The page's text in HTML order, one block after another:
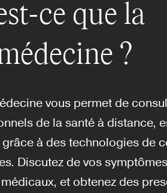
ce que la
?
vous permet de
de la santé à distance,
à des technologies de
Discutez de vos
et obtenez des